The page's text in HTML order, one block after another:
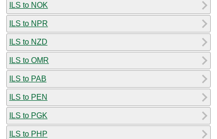
ILS to NOK
ILS to NPR
ILS to NZD
ILS to OMR
ILS to PAB
ILS to PEN
ILS to PGK
ILS to PHP